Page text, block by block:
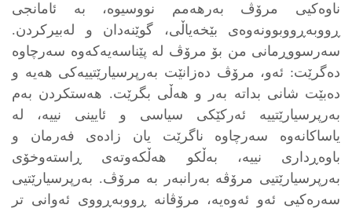
ناوەکیی مرۆڤ بەرهەمم نووسیوە، بە ئامانجی
ڕووبەڕووبوونەوەی بێخەیاڵی، گوێنەدان و لەبیرکردن.
سەرسووڕمانی من بۆ مرۆڤ لە پێناسەیەکەوە سەرچاوە
دەگرێت: ئەو، مرۆڤ دەزانێت بەرپرسیارێتییەکی هەیە و
دەبێت شانی بداتە بەر و هەڵی بگرێت. هەستکردن بەم
بەرپرسیارێتییە ئەرکێکی سیاسی و ئایینی نییە، لە
یاساکانەوە سەرچاوە ناگرێت یان زادەی فەرمان و
باوەڕداری نییە، بەڵکو هەڵکەوتەی ڕاستەوخۆی
بەرپرسیارێتیی مرۆڤە بەرانبەر بە مرۆڤ. بەرپرسیارێتیی
سەرەکیی ئەو ئەوەیە، مرۆڤانە ڕووبەڕووی ئەوانی تر